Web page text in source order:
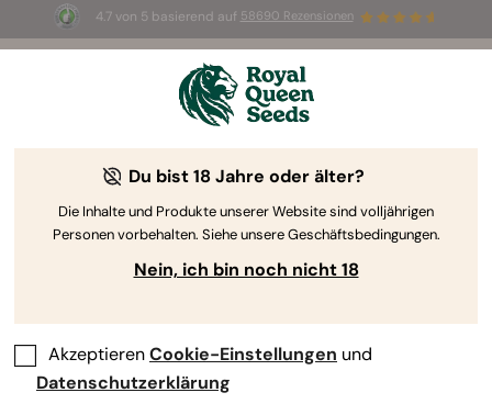
4.7 von 5 basierend auf 58690 Rezensionen
☀️ Sommer-Sale: Bis zu 50 % Rabatt
auf ausgewählte Produkte! ⏤
The RQS Blog
Du bist 18 Jahre oder älter?
Die Inhalte und Produkte unserer Website sind volljährigen
Personen vorbehalten. Siehe unsere Geschäftsbedingungen.
Nein, ich bin noch nicht 18
AkzeptierenCookie-Einstellungen und
Datenschutzerklärung